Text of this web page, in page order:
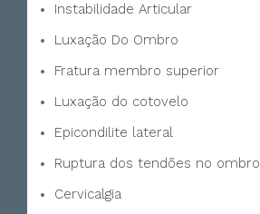
Instabilidade Articular
Luxação Do Ombro
Fratura membro superior
Luxação do cotovelo
Epicondilite lateral
Ruptura dos tendões no ombro
Cervicalgia